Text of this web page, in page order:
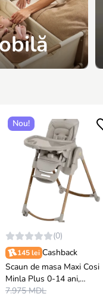
Nou!
(0)
145 lei Cashback
Scaun de masa Maxi Cosi
Minla Plus 0-14 ani,
Elegance Beige
7.975 MDL